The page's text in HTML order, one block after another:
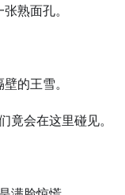
熟面孔。
的王雪。
竟会在这里碰见。